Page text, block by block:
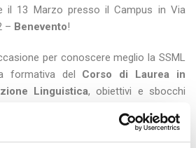
il 13 Marzo presso il Campus in Via
– Benevento!
per conoscere meglio la SSML
formativa del Corso di Laurea in
Linguistica, obiettivi e sbocchi